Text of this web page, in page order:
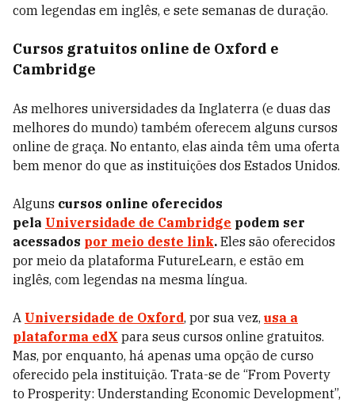
com legendas em inglês, e sete semanas de duração.
Cursos gratuitos online de Oxford e
Cambridge
As melhores universidades da Inglaterra (e duas das
melhores do mundo) também oferecem alguns cursos
online de graça. No entanto, elas ainda têm uma oferta
bem menor do que as instituições dos Estados Unidos.
Alguns cursos online oferecidos
pela Universidade de Cambridge podem ser
acessados por meio deste link. Eles são oferecidos
por meio da plataforma FutureLearn, e estão em
inglês, com legendas na mesma língua.
A Universidade de Oxford, por sua vez, usa a
plataforma edX para seus cursos online gratuitos.
Mas, por enquanto, há apenas uma opção de curso
oferecido pela instituição. Trata-se de “From Poverty
to Prosperity: Understanding Economic Development”,